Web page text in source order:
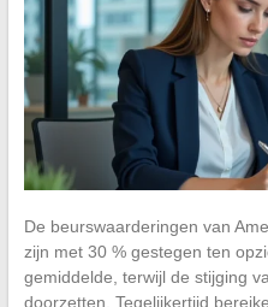
De beurswaarderingen van
zijn met 30 % gestegen ten
gemiddelde, terwijl de stijging
doorzetten. Tegelijkertijd